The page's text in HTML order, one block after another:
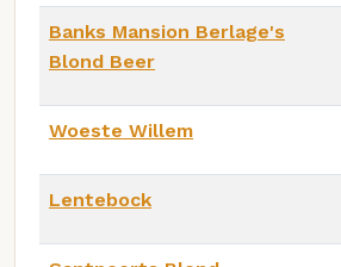
Banks Mansion Berlage's
Blond Beer
Woeste Willem
Lentebock